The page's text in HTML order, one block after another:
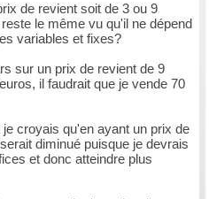
de revient soit de 3 ou 9
le même vu qu'il ne dépend
variables et fixes?
sur un prix de revient de 9
il faudrait que je vende 70
croyais qu'en ayant un prix de
diminué puisque je devrais
et donc atteindre plus